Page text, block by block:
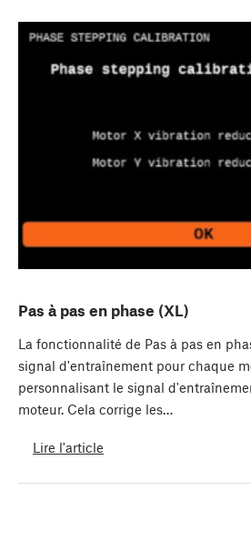
Pas à pas en phase (XL)
La fonctionnalité de Pas à pas en
signal d'entraînement pour chaque
personnalisant le signal
moteur. Cela corrige les…
Lire l'article